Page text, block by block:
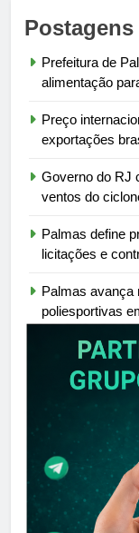
Prefeitura de
alimentação
Preço
exportações
Governo do RJ
ventos do
Palmas define
licitações e
Palmas avança
poliesportivas